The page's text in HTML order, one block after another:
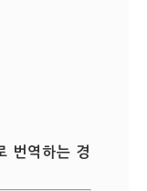
번역하는 경